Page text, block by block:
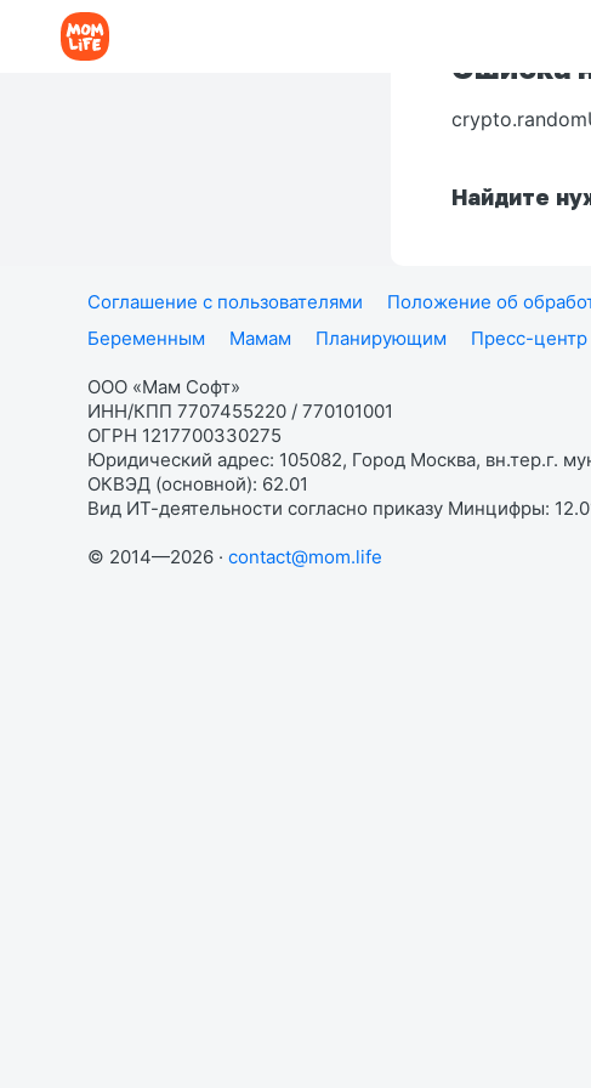
Ошибка
Найдите
Соглашение с пользователями Положение об
Беременным
Мамам Планирующим Пресс-центр
ООО «Мам Софт»
ИНН/КПП 7707455220 / 770101001
ОГРН 1217700330275
Юридический адрес: 105082, Город Москва, вн.тер.г.
ОКВЭД (основной): 62.01
Вид ИТ-деятельности согласно приказу Минцифры:
© 2014—2026 · contact@mom.life